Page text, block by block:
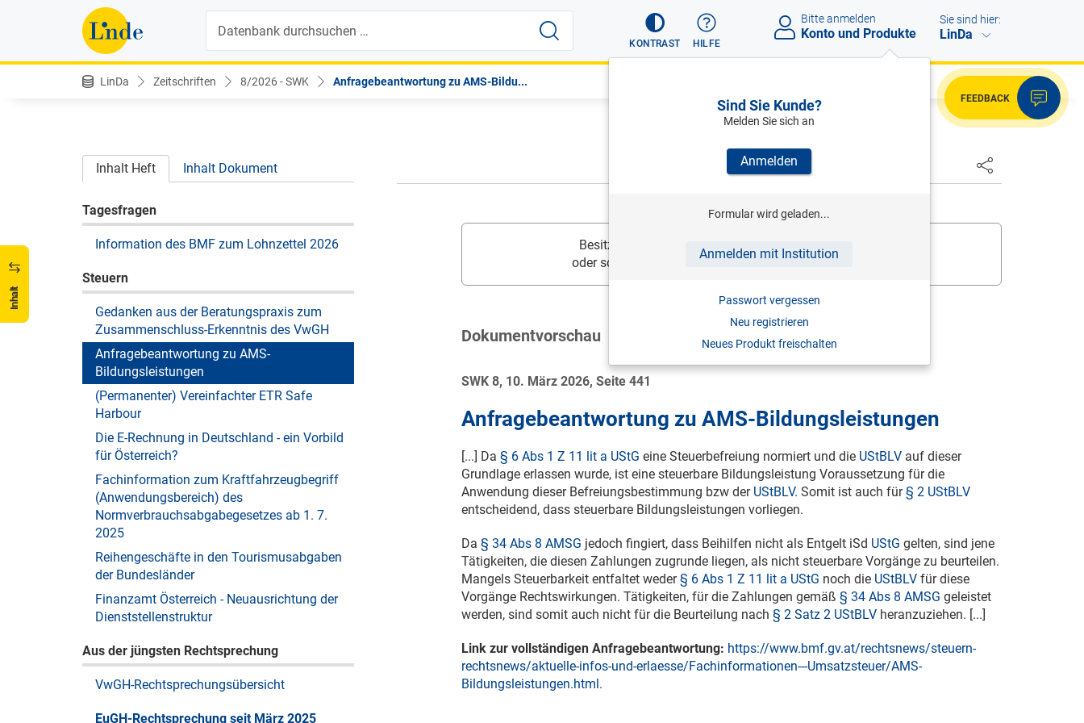
KONTRAST HILFE
Bitte anmelden
Konto und Produkte
Sind Sie Kunde?
Melden Sie sich an
Anmelden
Formular wird geladen...
Anmelden mit Institution
Passwort vergessen
Neu registrieren
Neues Produkt freischalten
Sie sind hier:
LinDa
LinDa Zeitschriften 8/2026 - SWK Anfragebeantwortung zu AMS-Bildu...
FEEDBACK
Inhalt
Inhalt Heft Inhalt Dokument
Tagesfragen
Information des BMF zum Lohnzettel 2026
Steuern
Gedanken aus der Beratungspraxis zum
Zusammenschluss-Erkenntnis des VwGH
Anfragebeantwortung zu AMS-
Bildungsleistungen
(Permanenter) Vereinfachter ETR Safe
Harbour
Die E-Rechnung in Deutschland - ein Vorbild
für Österreich?
Fachinformation zum Kraftfahrzeugbegriff
(Anwendungsbereich) des
Normverbrauchsabgabegesetzes ab 1. 7.
2025
Reihengeschäfte in den Tourismusabgaben
der Bundesländer
Finanzamt Österreich - Neuausrichtung der
Dienststellenstruktur
Aus der jüngsten Rechtsprechung
VwGH-Rechtsprechungsübersicht
EuGH-Rechtsprechung seit März 2025
Besitzen Sie diesen Inhalt bereits, melden Sie sich an
oder schalten Sie
Ihr Produkt zur digitalen Nutzung frei
Dokumentvorschau
SWK 8, 10. März 2026, Seite 441
Anfragebeantwortung zu AMS-Bildungsleistungen
[...] Da § 6 Abs 1 Z 11 lit a UStG eine Steuerbefreiung normiert und die UStBLV auf dieser
Grundlage erlassen wurde, ist eine steuerbare Bildungsleistung Voraussetzung für die
Anwendung dieser Befreiungsbestimmung bzw der UStBLV. Somit ist auch für§ 2 UStBLV
entscheidend, dass steuerbare Bildungsleistungen vorliegen.
Da § 34 Abs 8 AMSG jedoch fingiert, dass Beihilfen nicht als Entgelt iSd UStG gelten, sind jene
Tätigkeiten, die diesen Zahlungen zugrunde liegen, als nicht steuerbare Vorgänge zu beurteilen.
Mangels Steuerbarkeit entfaltet weder§ 6 Abs 1 Z 11 lit a UStG noch die UStBLV für diese
Vorgänge Rechtswirkungen. Tätigkeiten, für die Zahlungen gemäß § 34 Abs 8 AMSG geleistet
werden, sind somit auch nicht für die Beurteilung nach § 2 Satz 2 UStBLV heranzuziehen. [...]
Link zur vollständigen Anfragebeantwortung: https://www.bmf.gv.at/rechtsnews/steuern-
rechtsnews/aktuelle-infos-und-erlaesse/Fachinformationen---Umsatzsteuer/AMS-
Bildungsleistungen.html.